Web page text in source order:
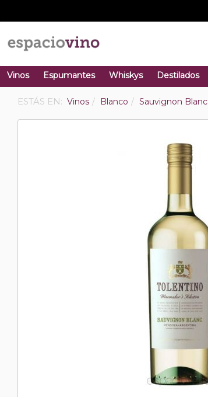
Vinos Espumantes Whiskys Destilados
ESTÁS EN: Vinos Blanco Sauvignon Blanc